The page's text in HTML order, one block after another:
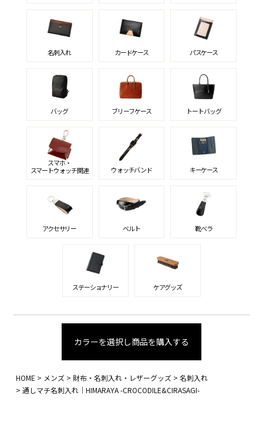
名刺入れ カードケース パスケース
バッグ ブリーフケース トートバッグ
スマホ・
スマートウォッチ関連
ウォッチバンド キーケース
アクセサリー ベルト 靴ベラ
ステーショナリー ケアグッズ
カラーを選択し商品を購入する
HOME メンズ 財布・名刺入れ・レザーグッズ
名刺入れ
通しマチ名刺入れ｜HIMARAYA -CROCODILE&CIRASAGI-